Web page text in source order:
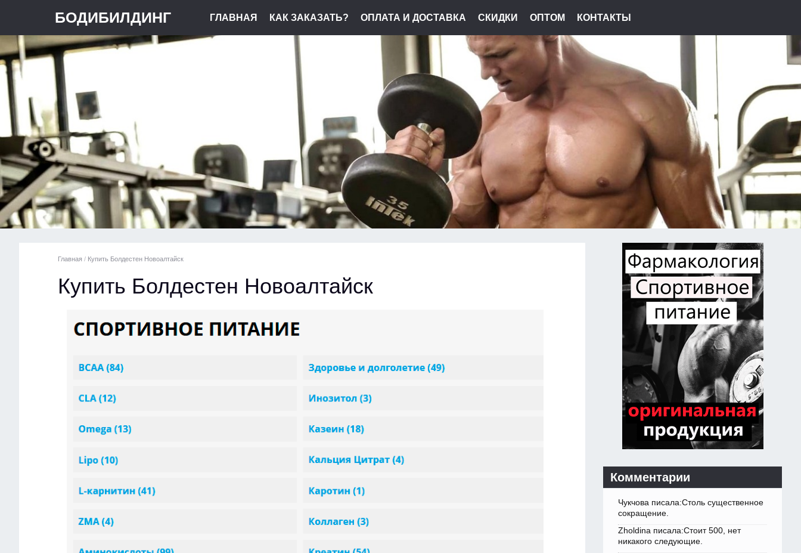
БОДИБИЛДИНГ ГЛАВНАЯ КАК ЗАКАЗАТЬ? ОПЛАТА И ДОСТАВКА СКИДКИ ОПТОМ КОНТАКТЫ
Главная / Купить Болдестен Новоалтайск
Купить Болдестен Новоалтайск
Комментарии
Чукчова писала:Столь существенное
сокращение.
Zholdina писала:Стоит 500, нет
никакого следующие.